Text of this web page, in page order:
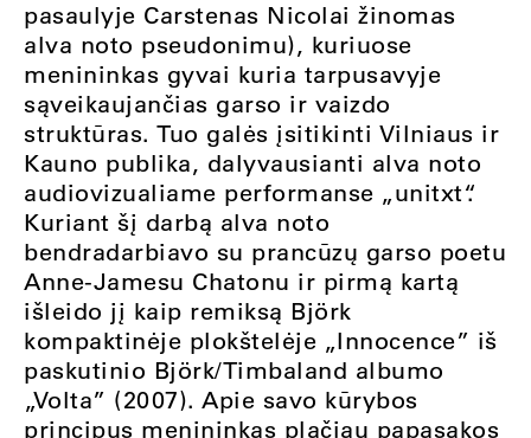
pasaulyje Carstenas Nicolai žinomas
alva noto pseudonimu), kuriuose
menininkas gyvai kuria tarpusavyje
sąveikaujančias garso ir vaizdo
struktūras. Tuo galės įsitikinti Vilniaus ir
Kauno publika, dalyvausianti alva noto
audiovizualiame performanse „unitxt“.
Kuriant šį darbą alva noto
bendradarbiavo su prancūzų garso poetu
Anne-Jamesu Chatonu ir pirmą kartą
išleido jį kaip remiksą Björk
kompaktinėje plokštelėje „Innocence” iš
paskutinio Björk/Timbaland albumo
„Volta” (2007). Apie savo kūrybos
principus menininkas plačiau papasakos